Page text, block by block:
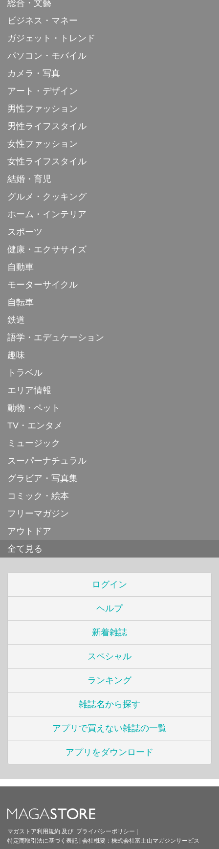
総合・文藝
ビジネス・マネー
ガジェット・トレンド
パソコン・モバイル
カメラ・写真
アート・デザイン
男性ファッション
男性ライフスタイル
女性ファッション
女性ライフスタイル
結婚・育児
グルメ・クッキング
ホーム・インテリア
スポーツ
健康・エクササイズ
自動車
モーターサイクル
自転車
鉄道
語学・エデュケーション
趣味
トラベル
エリア情報
動物・ペット
TV・エンタメ
ミュージック
スーパーナチュラル
グラビア・写真集
コミック・絵本
フリーマガジン
アウトドア
全て見る
ログイン
ヘルプ
新着雑誌
スペシャル
ランキング
雑誌名から探す
アプリで買えない雑誌の一覧
アプリをダウンロード
マガストア利用規約 及び プライバシーポリシー
特定商取引法に基づく表記
会社概要： 株式会社富士山マガジンサービス